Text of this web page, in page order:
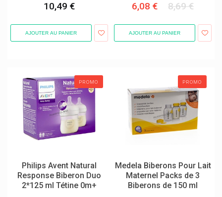
10,49 €
AJOUTER AU PANIER
6,08 € 8,69 €
AJOUTER AU PANIER
PROMO
Philips Avent Natural
Response Biberon Duo
2*125 ml Tétine 0m+
PROMO
Medela Biberons Pour Lait
Maternel Packs de 3
Biberons de 150 ml